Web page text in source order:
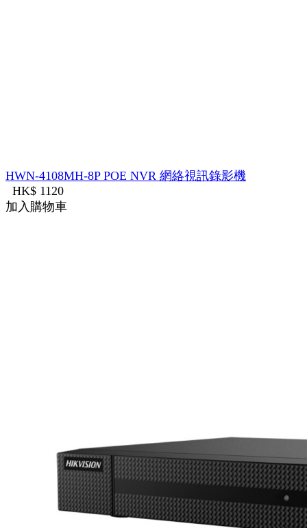
HWN-4108MH-8P POE NVR 網絡視訊錄影機
HK$ 1120
加入購物車